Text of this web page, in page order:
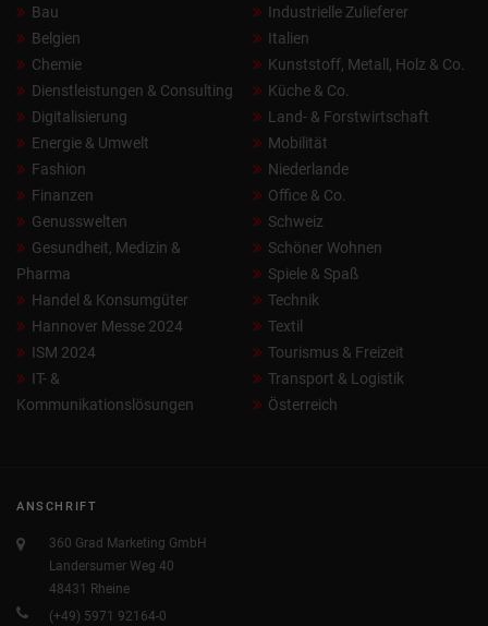
Bau
Belgien
Chemie
Dienstleistungen & Consulting
Digitalisierung
Energie & Umwelt
Fashion
Finanzen
Genusswelten
Gesundheit, Medizin &
Pharma
Handel & Konsumgüter
Hannover Messe 2024
ISM 2024
IT- &
Kommunikationslösungen
Industrielle Zulieferer
Italien
Kunststoff, Metall, Holz & Co.
Küche & Co.
Land- & Forstwirtschaft
Mobilität
Niederlande
Office & Co.
Schweiz
Schöner Wohnen
Spiele & Spaß
Technik
Textil
Tourismus & Freizeit
Transport & Logistik
Österreich
ANSCHRIFT
360 Grad Marketing GmbH
Landersumer Weg 40
48431 Rheine
(+49) 5971 92164-0